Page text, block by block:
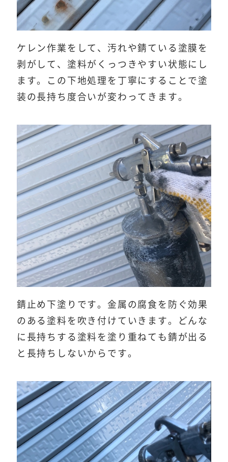
ケレン作業をして、汚れや錆ている塗膜を
剥がして、塗料がくっつきやすい状態にし
ます。この下地処理を丁寧にすることで塗
装の長持ち度合いが変わってきます。
錆止め下塗りです。金属の腐食を防ぐ効果
のある塗料を吹き付けていきます。どんな
に長持ちする塗料を塗り重ねても錆が出る
と長持ちしないからです。